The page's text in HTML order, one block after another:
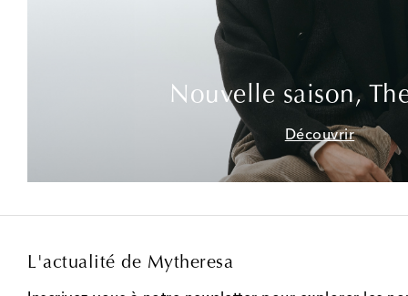
Nouvelle saison,
Découvrir
L'actualité de Mytheresa